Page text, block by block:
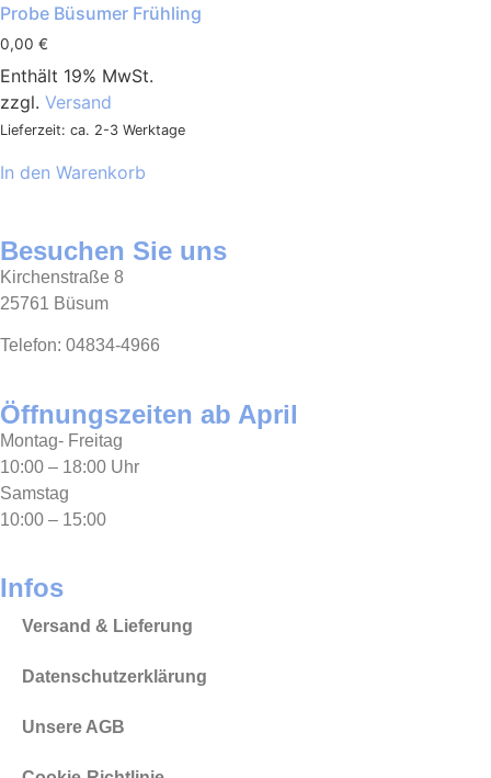
Probe Büsumer Frühling
0,00 €
Enthält 19% MwSt.
zzgl. Versand
Lieferzeit: ca. 2-3 Werktage
In den Warenkorb
Besuchen Sie uns
Kirchenstraße 8
25761 Büsum
Telefon: 04834-4966
Öffnungszeiten ab April
Montag- Freitag
10:00 – 18:00 Uhr
Samstag
10:00 – 15:00
Infos
Versand & Lieferung
Datenschutzerklärung
Unsere AGB